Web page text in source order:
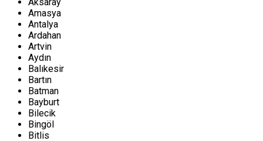
Amasya
Antalya
Ardahan
Artvin
Aydın
Balıkesir
Bartın
Batman
Bayburt
Bilecik
Bingöl
Bitlis